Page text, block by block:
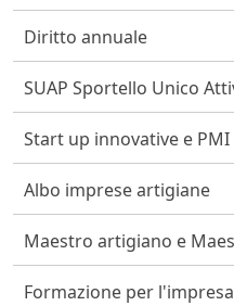
Diritto annuale
SUAP Sportello Unico
Start up innovative e PMI
Albo imprese artigiane
Maestro artigiano e
Formazione per l'impresa